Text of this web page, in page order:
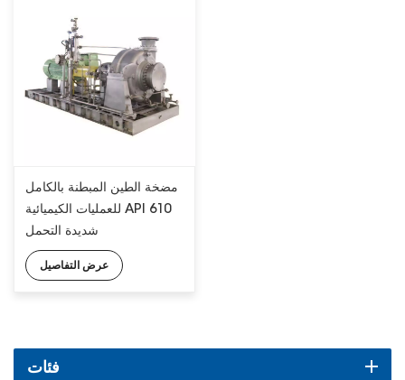
مضخة الطين المبطنة بالكامل
للعمليات الكيميائية API 610
شديدة التحمل
عرض التفاصيل
فئات